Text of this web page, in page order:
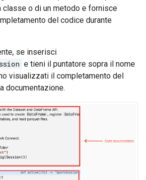
classe o di un metodo e fornisce
del codice durante
se inserisci
e tieni il puntatore sopra il nome
visualizzati il completamento del
documentazione.